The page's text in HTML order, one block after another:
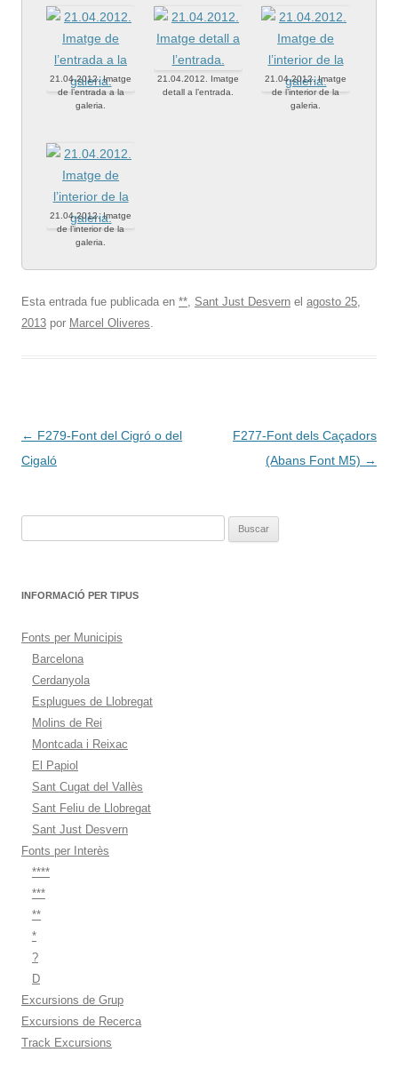
21.04.2012. Imatge
de l’entrada a la
galeria.
21.04.2012. Imatge
detall a l’entrada.
21.04.2012. Imatge
de l’interior de la
galeria.
21.04.2012. Imatge
de l’interior de la
galeria.
Esta entrada fue publicada en **, Sant Just Desvern el agosto 25,
2013 por Marcel Oliveres.
Navegación
de
← F279-Font del Cigró o del
Cigaló
F277-Font dels Caçadors
(Abans Font M5) →
INFORMACIÓ PER TIPUS
Fonts per Municipis
Barcelona
Cerdanyola
Esplugues de Llobregat
Molins de Rei
Montcada i Reixac
El Papiol
Sant Cugat del Vallès
Sant Feliu de Llobregat
Sant Just Desvern
Fonts per Interès
****
***
**
*
?
D
Excursions de Grup
Excursions de Recerca
Track Excursions